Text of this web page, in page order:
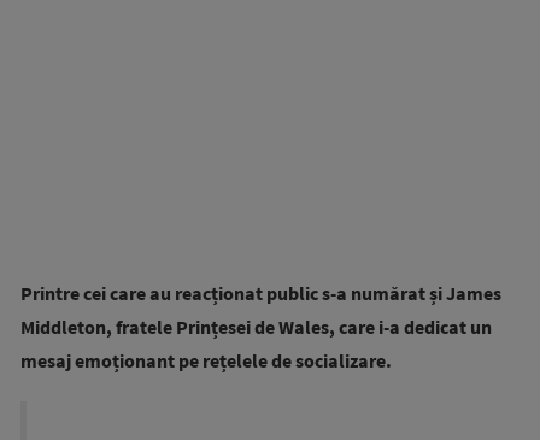
Printre cei care au reacționat public s-a numărat și James
Middleton, fratele Prințesei de Wales, care i-a dedicat un
mesaj emoționant pe rețelele de socializare.